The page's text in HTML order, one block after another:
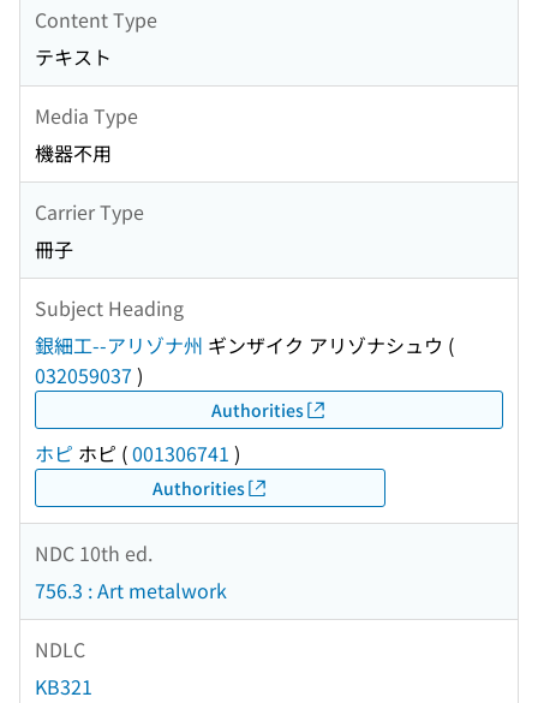
Content Type
テキスト
Media Type
機器不用
Carrier Type
冊子
Subject Heading
銀細工--アリゾナ州 ギンザイク アリゾナシュウ (
032059037 )
Authorities
ホピ ホピ (001306741 )
Authorities
NDC 10th ed.
756.3 : Art metalwork
NDLC
KB321